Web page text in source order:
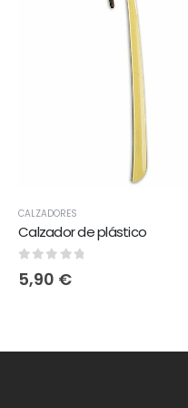
CALZADORES
Calzador de plástico
out of 5
5,90 €